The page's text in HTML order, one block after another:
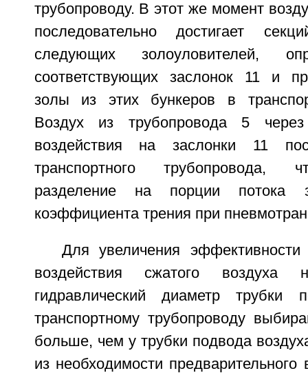
трубопроводу. В этот же момент
последовательно достигает
следующих золоуловителей,
соответствующих заслонок 11 и
золы из этих бункеров в
Воздух из трубопровода 5
воздействия на заслонки 11
транспортного трубопровода,
разделение на порции потока
коэффициента трения при
Для увеличения эффективности
воздействия сжатого
гидравлический диаметр трубки
транспортному трубопроводу
больше, чем у трубки подвода
из необходимости